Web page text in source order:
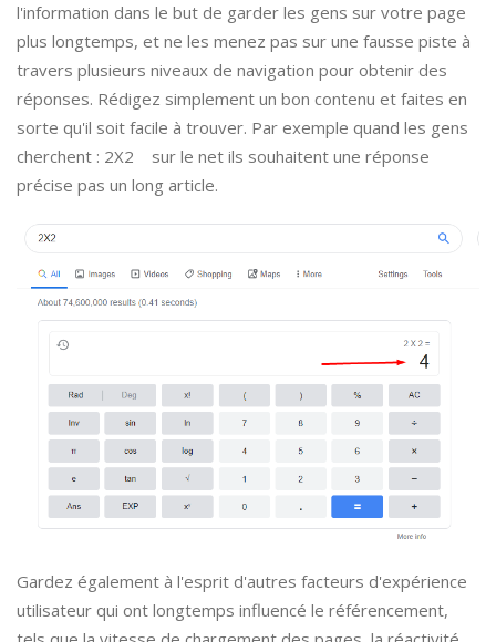
l'information dans le but de garder les gens sur votre page
plus longtemps, et ne les menez pas sur une fausse piste à
travers plusieurs niveaux de navigation pour obtenir des
réponses. Rédigez simplement un bon contenu et faites en
sorte qu'il soit facile à trouver. Par exemple quand les gens
cherchent : 2X2 sur le net ils souhaitent une réponse
précise pas un long article.
Gardez également à l'esprit d'autres facteurs d'expérience
utilisateur qui ont longtemps influencé le référencement,